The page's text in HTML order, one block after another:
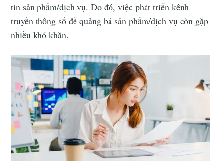
tin sản phẩm/dịch vụ. Do đó, việc phát triển kênh
truyền thông số để quảng bá sản phẩm/dịch vụ còn gặp
nhiều khó khăn.